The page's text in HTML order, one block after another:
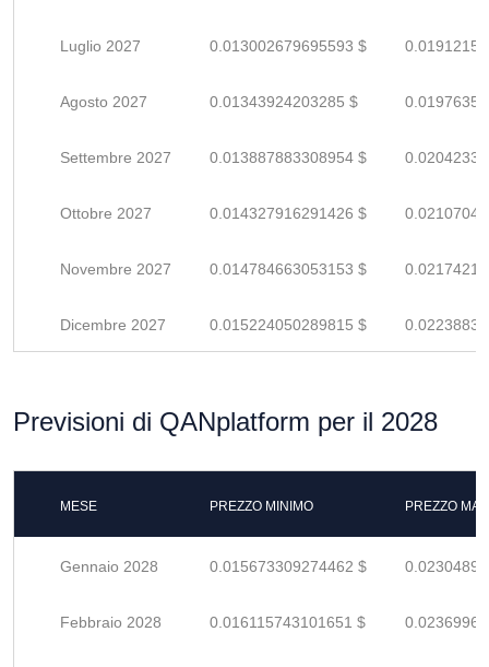
Luglio 2027 0.013002679695593 $
Agosto 2027 0.01343924203285 $
Settembre 2027 0.013887883308954 $
Ottobre 2027 0.014327916291426 $
Novembre 2027 0.014784663053153 $
Dicembre 2027 0.015224050289815 $
Previsioni di QANplatform per il 2028
MESE PREZZO MINIMO PREZZO
Gennaio 2028 0.015673309274462 $
Febbraio 2028 0.016115743101651 $